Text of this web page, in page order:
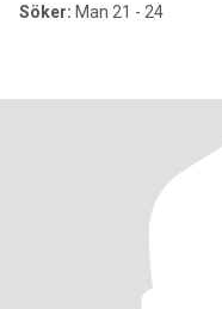
Söker: Man 21 - 24